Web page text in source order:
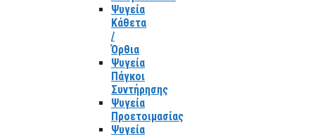
Ψυγεία
Κάθετα
/
Όρθια
Ψυγεία
Πάγκοι
Συντήρησης
Ψυγεία
Προετοιμασίας
Ψυγεία